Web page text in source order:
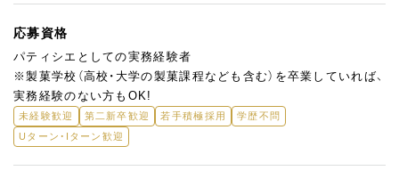
応募資格
パティシエとしての実務経験者
※製菓学校（高校・大学の製菓課程なども含む）を卒業していれば、
実務経験のない方もOK!
未経験歓迎 第二新卒歓迎 若手積極採用
学歴不問
Uターン・Iターン歓迎